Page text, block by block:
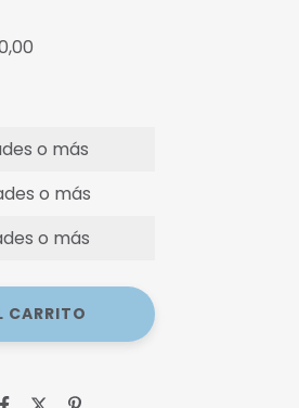
o más
o más
o más